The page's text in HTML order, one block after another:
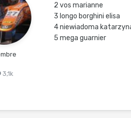
3,1k
2 vos marianne
3 longo borghini elisa
4 niewiadoma
5 mega guarnier